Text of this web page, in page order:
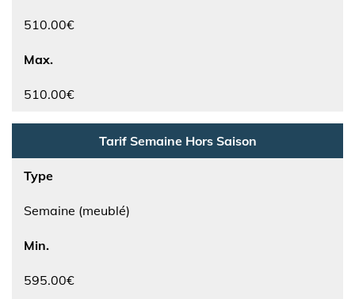
510.00€
Max.
510.00€
Tarif Semaine Hors Saison
Type
Semaine (meublé)
Min.
595.00€